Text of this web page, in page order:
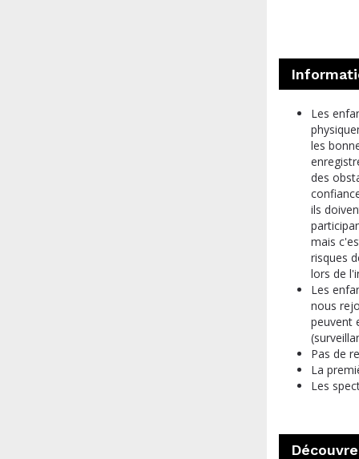
Les
les
des
ils
mais
risques
lors de
Les
nous
peuvent
Pas de
La
Les